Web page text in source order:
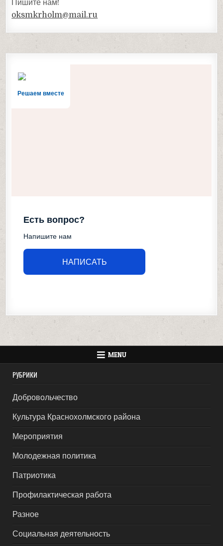
Пишите нам!
oksmkrholm@mail.ru
Решаем вместе
Есть вопрос?
Напишите нам
НАПИСАТЬ
MENU
РУБРИКИ
Добровольчество
Культура Краснохолмского района
Мероприятия
Молодежная политика
Патриотика
Профилактическая работа
Разное
Социальная деятельность